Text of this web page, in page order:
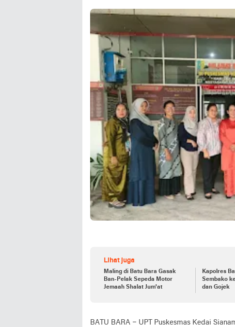
Lihat juga
Maling di Batu Bara Gasak
Ban-Pelak Sepeda Motor
Jemaah Shalat Jum'at
Kapolres
Sembako
dan Gojek
BATU BARA – UPT Puskesmas Kedai